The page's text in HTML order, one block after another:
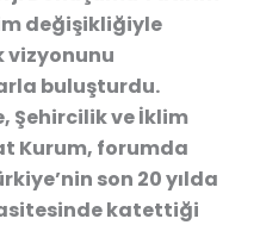
değişikliğiyle
buluşturdu.
Şehircilik ve İklim
Kurum, forumda
son 20 yılda
katettiği